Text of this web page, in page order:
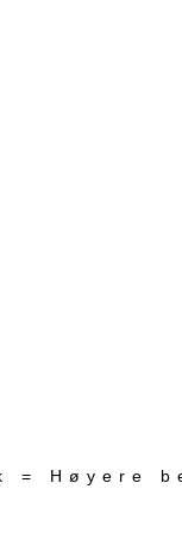
= Høyere